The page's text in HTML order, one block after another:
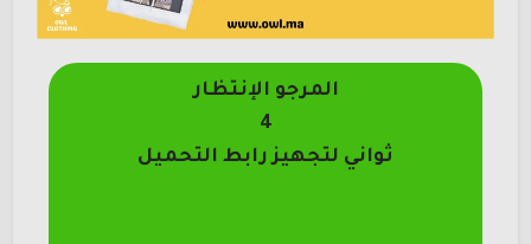
المرجو الإنتظار
4
ثواني لتجهيز رابط التحميل